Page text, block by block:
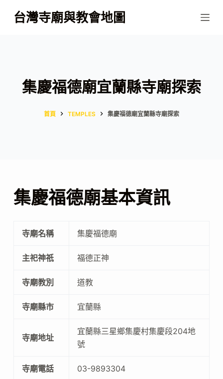
跳
至
台灣寺廟與教會地圖
集慶福德廟宜蘭縣寺廟探索
首頁 TEMPLES 集慶福德廟宜蘭縣寺廟探索
集慶福德廟基本資訊
寺廟名稱 集慶福德廟
主祀神祇 福德正神
寺廟教別 道教
寺廟縣市 宜蘭縣
寺廟地址
宜蘭縣三星鄉集慶村集慶段204地
號
寺廟電話 03-9893304